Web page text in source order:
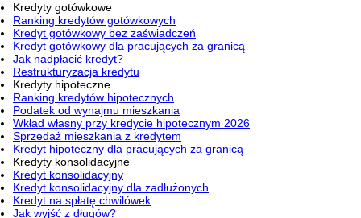
Kredyty gotówkowe
Ranking kredytów gotówkowych
Kredyt gotówkowy bez zaświadczeń
Kredyt gotówkowy dla pracujących za granicą
Jak nadpłacić kredyt?
Restrukturyzacja kredytu
Kredyty hipoteczne
Ranking kredytów hipotecznych
Podatek od wynajmu mieszkania
Wkład własny przy kredycie hipotecznym 2026
Sprzedaż mieszkania z kredytem
Kredyt hipoteczny dla pracujących za granicą
Kredyty konsolidacyjne
Kredyt konsolidacyjny
Kredyt konsolidacyjny dla zadłużonych
Kredyt na spłatę chwilówek
Jak wyjść z długów?